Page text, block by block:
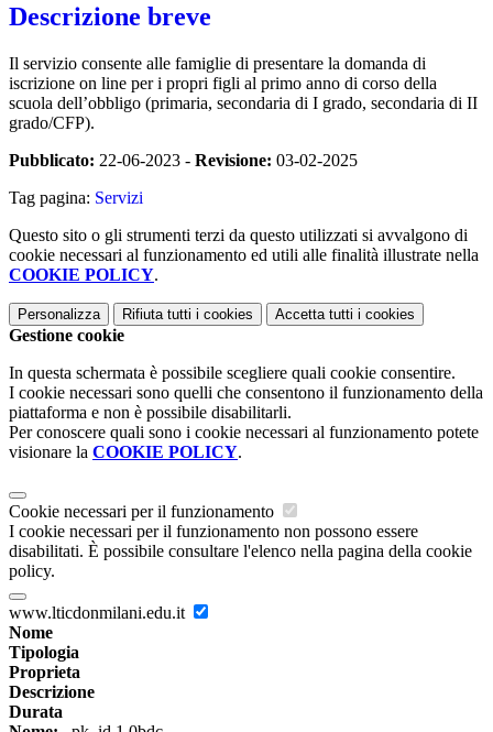
Descrizione breve
Il servizio consente alle famiglie di presentare la domanda di
iscrizione on line per i propri figli al primo anno di corso della
scuola dell’obbligo (primaria, secondaria di I grado, secondaria di II
grado/CFP).
Pubblicato: 22-06-2023 - Revisione: 03-02-2025
Tag pagina: Servizi
Questo sito o gli strumenti terzi da questo utilizzati si avvalgono di
cookie necessari al funzionamento ed utili alle finalità illustrate nella
COOKIE POLICY.
Personalizza Rifiuta tutti i cookies Accetta tutti i cookies
Gestione cookie
In questa schermata è possibile scegliere quali cookie consentire.
I cookie necessari sono quelli che consentono il funzionamento della
piattaforma e non è possibile disabilitarli.
Per conoscere quali sono i cookie necessari al funzionamento potete
visionare la COOKIE POLICY.
Cookie necessari per il funzionamento
I cookie necessari per il funzionamento non possono essere
disabilitati. È possibile consultare l'elenco nella pagina della cookie
policy.
www.lticdonmilani.edu.it
Nome
Tipologia
Proprieta
Descrizione
Durata